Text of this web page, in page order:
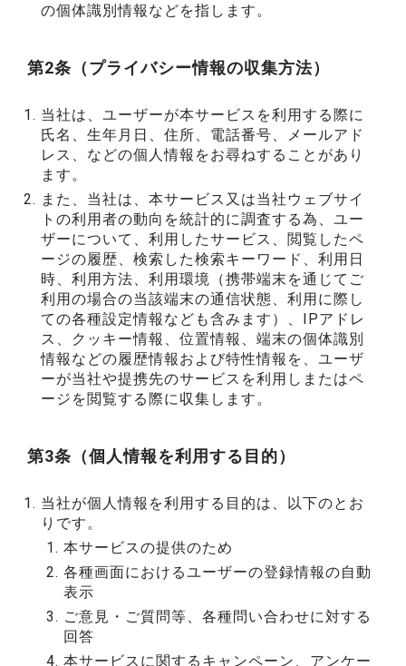
の個体識別情報などを指します。
第2条（プライバシー情報の収集方法）
当社は、ユーザーが本サービスを利用する際に
氏名、生年月日、住所、電話番号、メールアド
レス、などの個人情報をお尋ねすることがあり
ます。
また、当社は、本サービス又は当社ウェブサイ
トの利用者の動向を統計的に調査する為、ユー
ザーについて、利用したサービス、閲覧したペ
ージの履歴、検索した検索キーワード、利用日
時、利用方法、利用環境（携帯端末を通じてご
利用の場合の当該端末の通信状態、利用に際し
ての各種設定情報なども含みます）、IPアドレ
ス、クッキー情報、位置情報、端末の個体識別
情報などの履歴情報および特性情報を、ユーザ
ーが当社や提携先のサービスを利用しまたはペ
ージを閲覧する際に収集します。
第3条（個人情報を利用する目的）
当社が個人情報を利用する目的は、以下のとお
りです。
本サービスの提供のため
各種画面におけるユーザーの登録情報の自動
表示
ご意見・ご質問等、各種問い合わせに対する
回答
本サービスに関するキャンペーン、アンケー